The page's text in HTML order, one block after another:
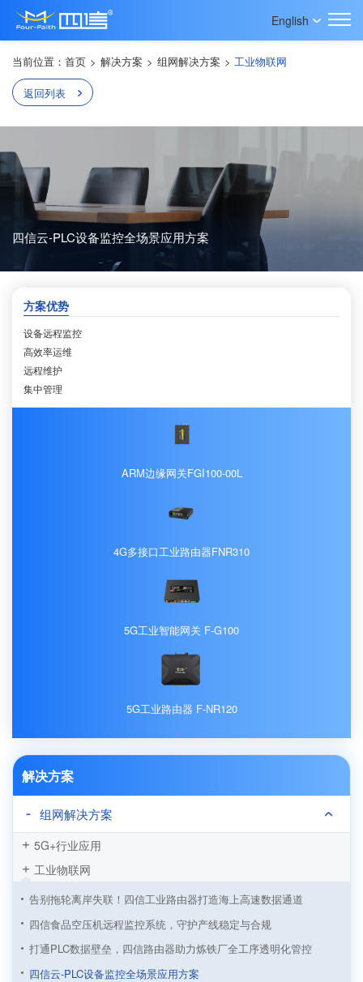
English
当前位置： 首页 > 解决方案 > 组网解决方案 > 工业物联网
返回列表
四信云-PLC设备监控全场景应用方案
方案优势
设备远程监控
高效率运维
远程维护
集中管理
ARM边缘网关FGI100-00L
4G多接口工业路由器FNR310
5G工业智能网关 F-G100
5G工业路由器 F-NR120
解决方案
组网解决方案
5G+行业应用
工业物联网
告别拖轮离岸失联！四信工业路由器打造海上高速数据通道
四信食品空压机远程监控系统，守护产线稳定与合规
打通PLC数据壁垒，四信路由器助力炼铁厂全工序透明化管控
四信云-PLC设备监控全场景应用方案